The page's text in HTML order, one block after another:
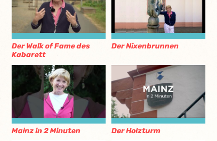
Der Walk of Fame des
Kabarett
Der Nixenbrunnen
Mainz in 2 Minuten Der Holzturm